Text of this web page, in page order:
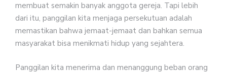
membuat semakin banyak anggota gereja. Tapi lebih
dari itu, panggilan kita menjaga persekutuan adalah
memastikan bahwa jemaat-jemaat dan bahkan semua
masyarakat bisa menikmati hidup yang sejahtera.
Panggilan kita menerima dan menanggung beban orang